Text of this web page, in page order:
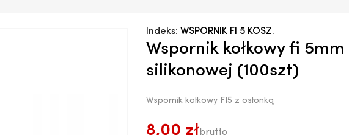
Indeks: WSPORNIK FI 5 KOSZ.
Wspornik kołkowy fi 5mm
silikonowej (100szt)
Wspornik kołkowy FI5 z osłonką
8,00 złbrutto